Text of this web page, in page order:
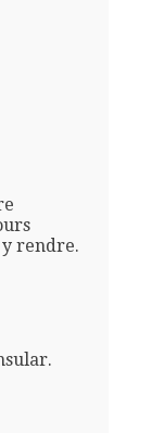
y rendre.